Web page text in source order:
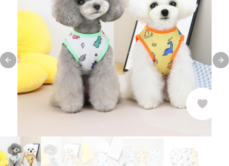
Previous slide